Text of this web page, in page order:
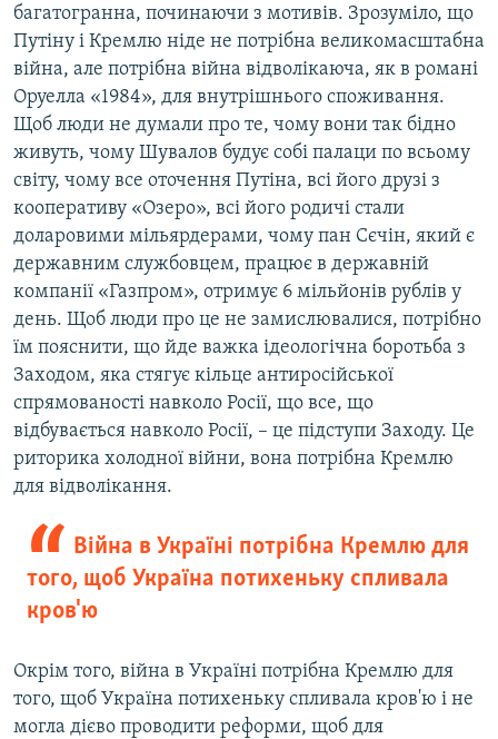
багатогранна, починаючи з мотивів. Зрозуміло, що
Путіну і Кремлю ніде не потрібна великомасштабна
війна, але потрібна війна відволікаюча, як в романі
Оруелла «1984», для внутрішнього споживання.
Щоб люди не думали про те, чому вони так бідно
живуть, чому Шувалов будує собі палаци по всьому
світу, чому все оточення Путіна, всі його друзі з
кооперативу «Озеро», всі його родичі стали
доларовими мільярдерами, чому пан Сєчін, який є
державним службовцем, працює в державній
компанії «Газпром», отримує 6 мільйонів рублів у
день. Щоб люди про це не замислювалися, потрібно
їм пояснити, що йде важка ідеологічна боротьба з
Заходом, яка стягує кільце антиросійської
спрямованості навколо Росії, що все, що
відбувається навколо Росії, – це підступи Заходу. Це
риторика холодної війни, вона потрібна Кремлю
для відволікання.
Війна в Україні потрібна Кремлю для
того, щоб Україна потихеньку спливала
кров'ю
Окрім того, війна в Україні потрібна Кремлю для
того, щоб Україна потихеньку спливала кров'ю і не
могла дієво проводити реформи, щоб для